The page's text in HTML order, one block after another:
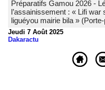
Préparatifs Gamou 2026 -
l’assainissement : « Lifi
liguéyou mairie bila »
Jeudi 7 Août 2025
Dakaractu